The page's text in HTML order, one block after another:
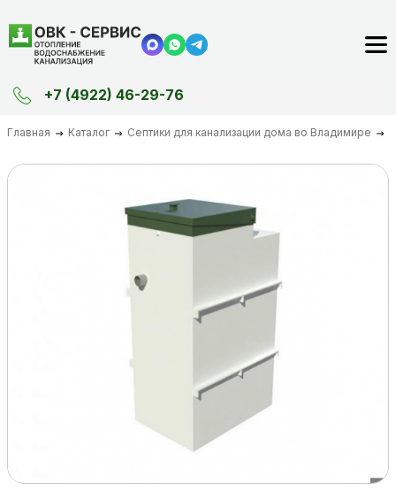
+7 (4922) 46-29-76
Главная Каталог Септики для канализации дома во Владимире